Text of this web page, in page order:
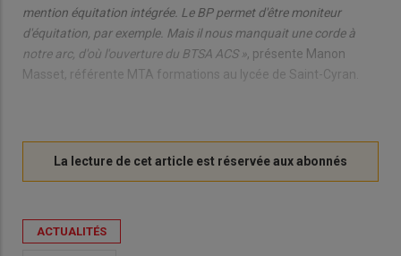
mention équitation intégrée. Le BP permet d'être moniteur
d'équitation, par exemple. Mais il nous manquait une corde à
notre arc, d'où l'ouverture du BTSA ACS », présente Manon
Masset, référente MTA formations au lycée de Saint-Cyran.
ACTUALITÉS